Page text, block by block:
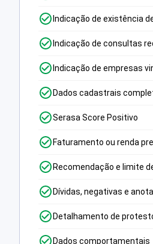
Indicação de existência
Indicação de consultas
Indicação de empresas
Dados cadastrais
Serasa Score Positivo
Faturamento ou renda
Recomendação e limite
Dívidas, negativas e
Detalhamento de
Dados comportamentais